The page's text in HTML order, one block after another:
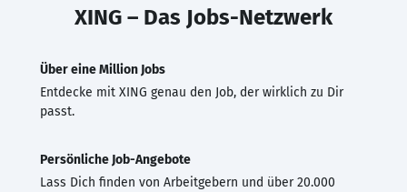
XING – Das Jobs-Netzwerk
Über eine Million Jobs
Entdecke mit XING genau den Job, der wirklich zu Dir
passt.
Persönliche Job-Angebote
Lass Dich finden von Arbeitgebern und über 20.000